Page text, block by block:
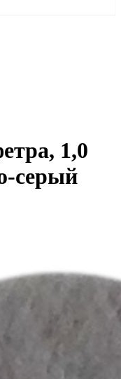
1,0
серый